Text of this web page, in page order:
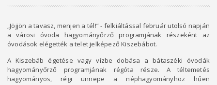
„Jöjjön a tavasz, menjen a tél!” - felkiáltással február utolsó napján
a városi óvoda hagyományőrző programjának részeként az
óvodások elégették a telet jelképező Kiszebábot.
A Kiszebáb égetése vagy vízbe dobása a bátaszéki óvodák
hagyományőrző programjának régóta része. A téltemetés
hagyományos, régi ünnepe a néphagyományhoz hűen